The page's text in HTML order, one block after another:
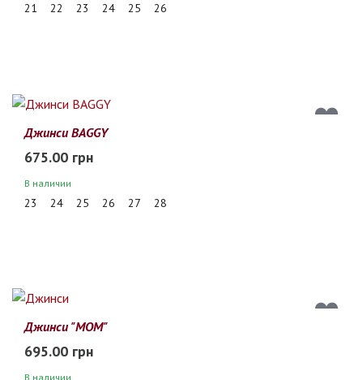
21 22 23 24 25 26
Джинси BAGGY
675.00 грн
В наличии
23 24 25 26 27 28
Джинси "МОМ"
695.00 грн
В наличии